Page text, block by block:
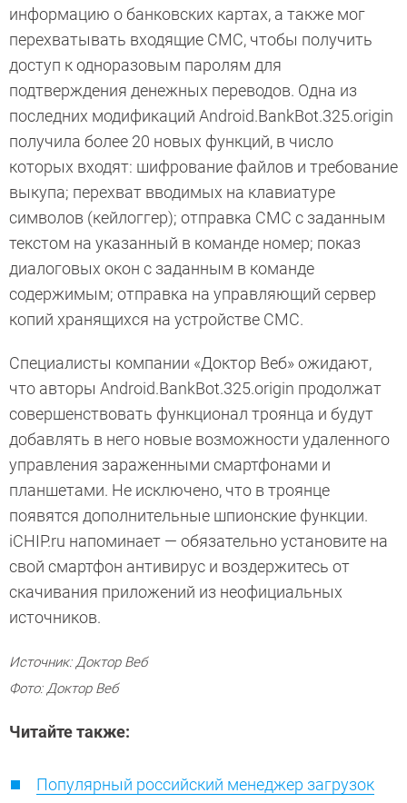
информацию о банковских картах, а также мог
перехватывать входящие СМС, чтобы получить
доступ к одноразовым паролям для
подтверждения денежных переводов. Одна из
последних модификаций Android.BankBot.325.origin
получила более 20 новых функций, в число
которых входят: шифрование файлов и требование
выкупа; перехват вводимых на клавиатуре
символов (кейлоггер); отправка СМС с заданным
текстом на указанный в команде номер; показ
диалоговых окон с заданным в команде
содержимым; отправка на управляющий сервер
копий хранящихся на устройстве СМС.
Специалисты компании «Доктор Веб» ожидают,
что авторы Android.BankBot.325.origin продолжат
совершенствовать функционал троянца и будут
добавлять в него новые возможности удаленного
управления зараженными смартфонами и
планшетами. Не исключено, что в троянце
появятся дополнительные шпионские функции.
iCHIP.ru напоминает — обязательно установите на
свой смартфон антивирус и воздержитесь от
скачивания приложений из неофициальных
источников.
Источник: Доктор Веб
Фото: Доктор Веб
Читайте также:
Популярный российский менеджер загрузок